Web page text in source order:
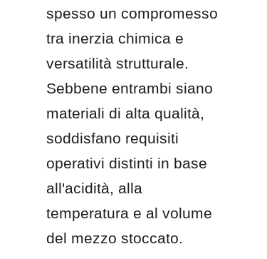
spesso un compromesso
tra inerzia chimica e
versatilità strutturale.
Sebbene entrambi siano
materiali di alta qualità,
soddisfano requisiti
operativi distinti in base
all'acidità, alla
temperatura e al volume
del mezzo stoccato.